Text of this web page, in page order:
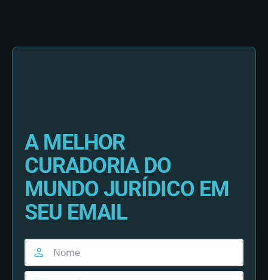
A MELHOR
CURADORIA DO
MUNDO JURÍDICO EM
SEU EMAIL